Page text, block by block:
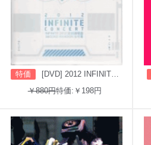
特価
[DVD] 2012 INFINITE CONCERT SECOND INVASION: EVOLUTION
￥880円特価:￥198円